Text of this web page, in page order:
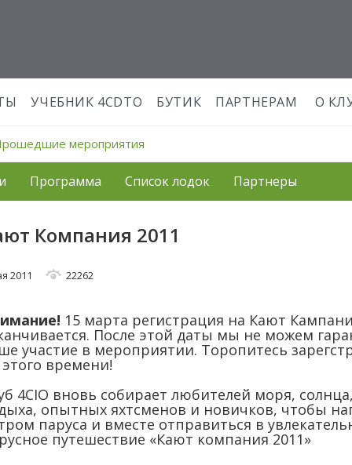
мероприятия
УЧЕБНИК 4CDTO БУТИК ПАРТНЕРАМ О
Программа Список лодок Партнеры
Компания 2011
2011 22262
15 марта регистрация на Кают
После этой даты мы не можем
участие в мероприятии. Торопитесь
времени!
4CIO вновь собирает любителей моря,
опытных яхтсменов и новичков, чтобы
паруса и вместе отправиться в
путешествие «Кают компания 2011»